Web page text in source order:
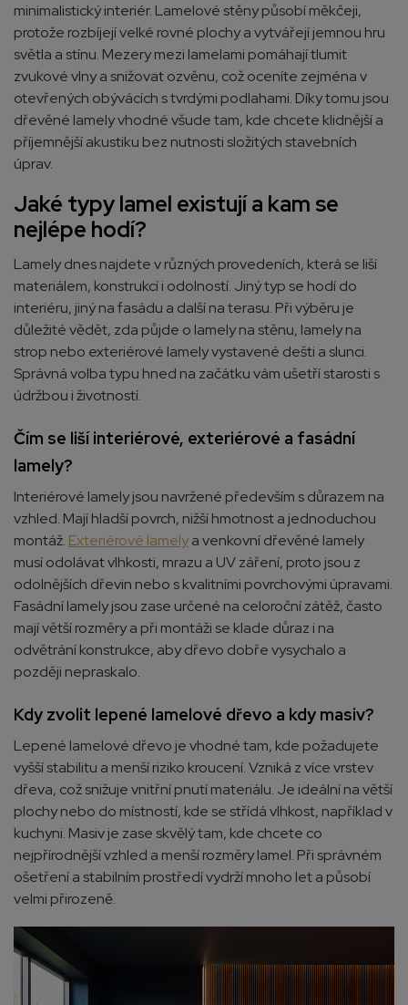
minimalistický interiér. Lamelové stěny působí měkčeji,
protože rozbíjejí velké rovné plochy a vytvářejí jemnou hru
světla a stínu. Mezery mezi lamelami pomáhají tlumit
zvukové vlny a snižovat ozvěnu, což oceníte zejména v
otevřených obývácích s tvrdými podlahami. Díky tomu jsou
dřevěné lamely vhodné všude tam, kde chcete klidnější a
příjemnější akustiku bez nutnosti složitých stavebních
úprav.
Jaké typy lamel existují a kam se
nejlépe hodí?
Lamely dnes najdete v různých provedeních, která se liší
materiálem, konstrukcí i odolností. Jiný typ se hodí do
interiéru, jiný na fasádu a další na terasu. Při výběru je
důležité vědět, zda půjde o lamely na stěnu, lamely na
strop nebo exteriérové lamely vystavené dešti a slunci.
Správná volba typu hned na začátku vám ušetří starosti s
údržbou i životností.
Čím se liší interiérové, exteriérové a fasádní
lamely?
Interiérové lamely jsou navržené především s důrazem na
vzhled. Mají hladší povrch, nižší hmotnost a jednoduchou
montáž. Exteriérové lamelya venkovní dřevěné lamely
musí odolávat vlhkosti, mrazu a UV záření, proto jsou z
odolnějších dřevin nebo s kvalitními povrchovými úpravami.
Fasádní lamely jsou zase určené na celoroční zátěž, často
mají větší rozměry a při montáži se klade důraz i na
odvětrání konstrukce, aby dřevo dobře vysychalo a
později nepraskalo.
Kdy zvolit lepené lamelové dřevo a kdy masiv?
Lepené lamelové dřevo je vhodné tam, kde požadujete
vyšší stabilitu a menší riziko kroucení. Vzniká z více vrstev
dřeva, což snižuje vnitřní pnutí materiálu. Je ideální na větší
plochy nebo do místností, kde se střídá vlhkost, například v
kuchyni. Masiv je zase skvělý tam, kde chcete co
nejpřírodnější vzhled a menší rozměry lamel. Při správném
ošetření a stabilním prostředí vydrží mnoho let a působí
velmi přirozeně.